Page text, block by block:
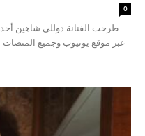
0
طرحت الفنانة دوللي شاهين
عبر موقع يوتيوب وجميع المنصات